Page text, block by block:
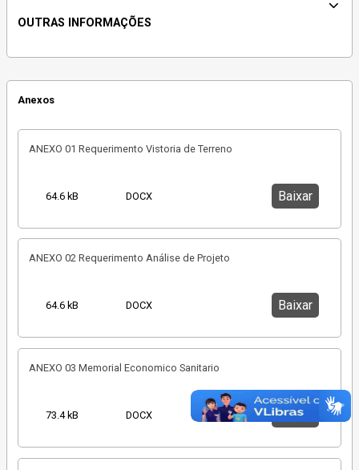
OUTRAS INFORMAÇÕES
Anexos
ANEXO 01 Requerimento Vistoria de Terreno
64.6 kB DOCX Baixar
ANEXO 02 Requerimento Análise de Projeto
64.6 kB DOCX Baixar
ANEXO 03 Memorial Economico Sanitario
73.4 kB DOCX Baixar